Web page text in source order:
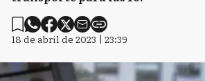
18 de abril de 2023 | 23:39